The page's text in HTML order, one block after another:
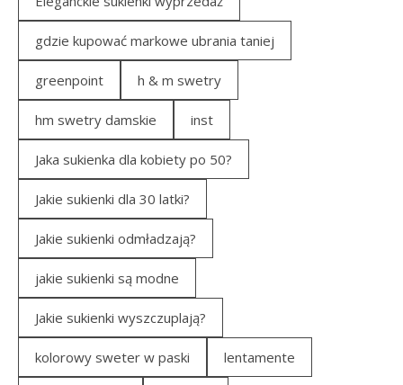
gdzie kupować markowe ubrania taniej
greenpoint h & m swetry
hm swetry damskie inst
Jaka sukienka dla kobiety po 50?
Jakie sukienki dla 30 latki?
Jakie sukienki odmładzają?
jakie sukienki są modne
Jakie sukienki wyszczuplają?
kolorowy sweter w paski lentamente